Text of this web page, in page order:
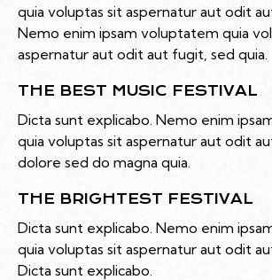
quia voluptas sit aspernatur aut odit
Nemo enim ipsam voluptatem quia
aspernatur aut odit aut fugit, sed quia.
THE BEST MUSIC FESTIVAL
Dicta sunt explicabo. Nemo enim
quia voluptas sit aspernatur aut odit
dolore sed do magna quia.
THE BRIGHTEST FESTIVAL
Dicta sunt explicabo. Nemo enim
quia voluptas sit aspernatur aut odit
Dicta sunt explicabo.